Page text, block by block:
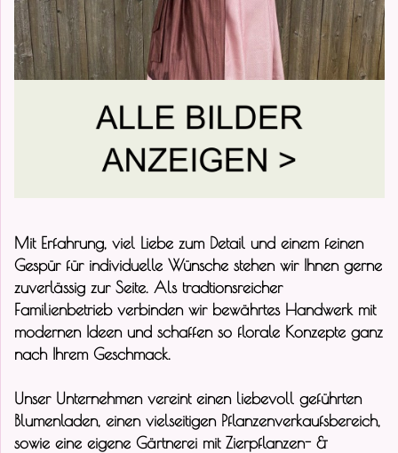
Mit Erfahrung, viel Liebe zum Detail und einem feinen
Gespür für individuelle Wünsche stehen wir Ihnen gerne
zuverlässig zur Seite. Als tradtionsreicher
Familienbetrieb verbinden wir bewährtes Handwerk mit
modernen Ideen und schaffen so florale Konzepte ganz
nach Ihrem Geschmack.
Unser Unternehmen vereint einen liebevoll geführten
Blumenladen, einen vielseitigen Pflanzenverkaufsbereich,
sowie eine eigene Gärtnerei mit Zierpflanzen- &